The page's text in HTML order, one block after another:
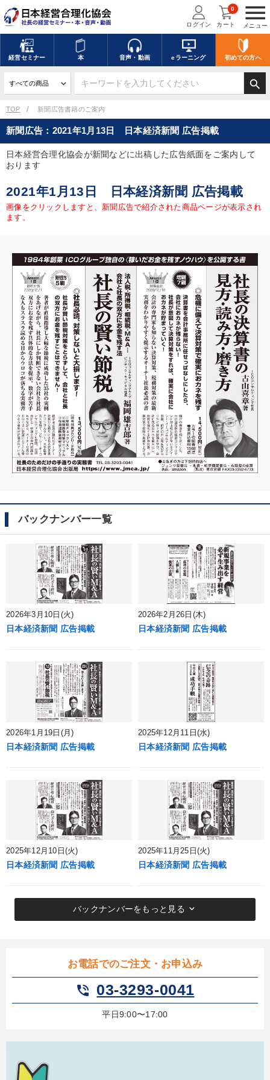
menu
メニュー
ログイン カート
0
経営セミナー 本 音声・動画 eラーニング 初めての方へ
search
TOP 新聞広告書籍のご案内
お電話でのご注文・お申込み
phone_in_talk 03-3293-0041
平日9:00〜17:00
新聞広告：2021年1月13日 日本経済新聞 広告掲載
日本経営合理化協会が新聞などに出稿した広告紙面をご案内して
おります
2021年1月13日 日本経済新聞 広告掲載
画像をクリックしますと、新聞広告で紹介された商品ページが表示され
ます。
バックナンバー一覧
2026年3月10日(火)
日本経済新聞 広告掲載
2026年2月26日(木)
日本経済新聞 広告掲載
2026年1月19日(月)
日本経済新聞 広告掲載
2025年12月11日(水)
日本経済新聞 広告掲載
2025年12月10日(火)
日本経済新聞 広告掲載
2025年11月25日(火)
日本経済新聞 広告掲載
バックナンバーをもっと見る keyboard_arrow_down